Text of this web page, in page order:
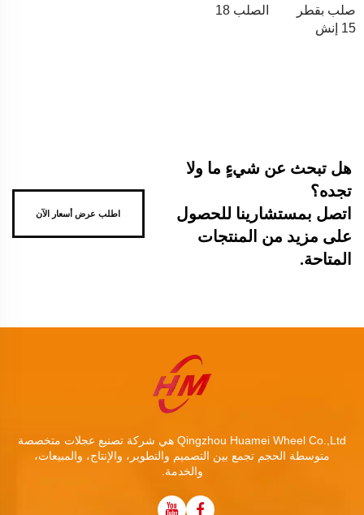
صلب بقطر
15 إنش
الصلب 18
هل تبحث عن شيءٍ ما ولا
تجده؟
اتصل بمستشارينا للحصول
على مزيد من المنتجات
المتاحة.
اطلب عرض أسعار الآن
Qingzhou Huamei Wheel Co.,Ltd هي شركة تصنيع عجلات متخصصة
متوسطة الحجم تجمع بين التصميم والتطوير، والإنتاج، والمبيعات،
والخدمة.